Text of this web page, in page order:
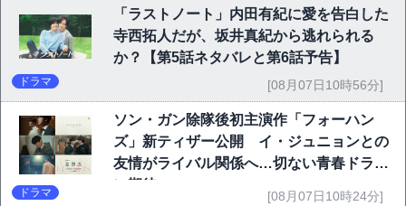
「ラストノート」内田有紀に愛を告白した
寺西拓人だが、坂井真紀から逃れられる
か？【第5話ネタバレと第6話予告】
ドラマ [08月07日10時56分]
ソン・ガン除隊後初主演作「フォーハン
ズ」新ティザー公開 イ・ジュニョンとの
友情がライバル関係へ…切ない青春ドラマ
に期待
ドラマ [08月07日10時24分]